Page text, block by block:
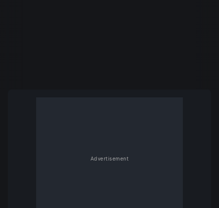
Advertisement